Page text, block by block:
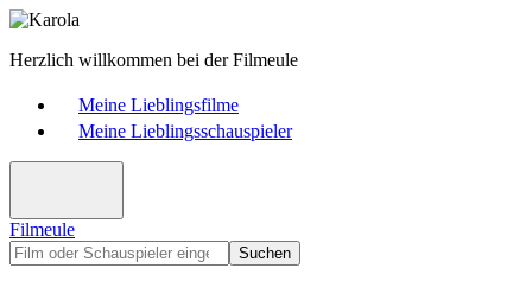
Herzlich willkommen bei der Filmeule
Meine Lieblingsfilme
Meine Lieblingsschauspieler
Filmeule
Suchen